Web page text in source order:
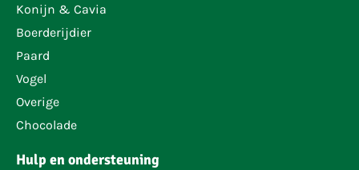
Konijn & Cavia
Boerderijdier
Paard
Vogel
Overige
Chocolade
Hulp en ondersteuning